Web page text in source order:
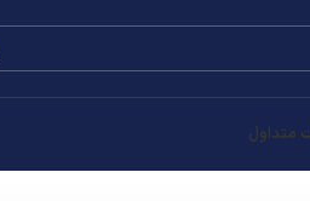
متداول